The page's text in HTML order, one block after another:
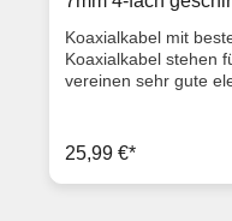
Koaxialkabel mit
Koaxialkabel stehen
vereinen sehr gute
durch internationale
Sicherheit, die
Materialien, um die
25,99 €*